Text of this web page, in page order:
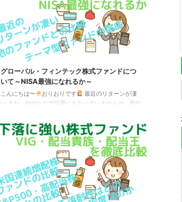
課税で15％～55％（＋復興特別所得税））となり税制
面で不利なのも有名です。 この税率は給与所得や他の
副業所得などと合算して決まるため、課税所得が330
万円の会社員がビットコイン投資を行った場合、税金
は利益 ...
グローバル・フィンテック株式ファンドにつ
いて～NISA最強になれるか～
こんにちは〜 おりおりです
最近のリターンが凄
い まだ、SNSなどで話題にもなっていませんが、面白
「グローバル・フィンテック株式ファンド」。 注目す
べきはそのリターンで、7月からの値動きはこの通り
です。 主要インデックスファンドとテーマ型ファンド
の値動き（2024年7月以降） このように、eMAXIS
Slim 米国株式（S&P500）や eMAXIS Slim 全世界株式
（オール・カントリー）、eMAXIS NASDAQ100 イン
デック ...